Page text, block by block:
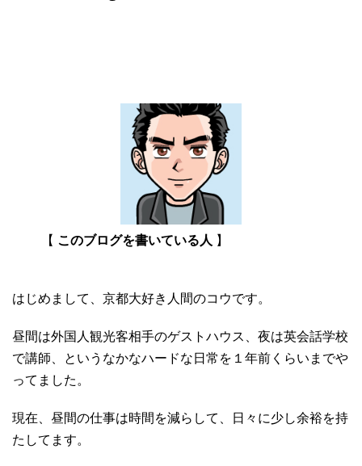
【 このブログを書いている人 】
はじめまして、京都大好き人間のコウです。
昼間は外国人観光客相手のゲストハウス、夜は英会話学校
で講師、というなかなハードな日常を１年前くらいまでや
ってました。
現在、昼間の仕事は時間を減らして、日々に少し余裕を持
たしてます。